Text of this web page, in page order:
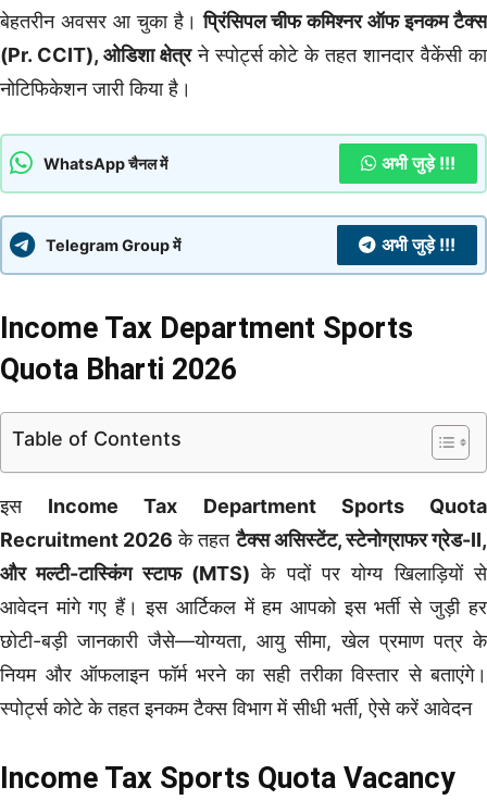
बेहतरीन अवसर आ चुका है।प्रिंसिपल चीफ कमिश्नर ऑफ इनकम टैक्स
(Pr. CCIT), ओडिशा क्षेत्रने स्पोर्ट्स कोटे के तहत शानदार वैकेंसी का
नोटिफिकेशन जारी किया है।
WhatsApp चैनल में अभी जुड़े !!!
Telegram Group में अभी जुड़े !!!
Income Tax Department Sports
Quota Bharti 2026
Table of Contents
इस Income Tax Department Sports Quota
Recruitment 2026 के तहतटैक्स असिस्टेंट, स्टेनोग्राफर ग्रेड-II,
और मल्टी-टास्किंग स्टाफ (MTS) के पदों पर योग्य खिलाड़ियों से
आवेदन मांगे गए हैं। इस आर्टिकल में हम आपको इस भर्ती से जुड़ी हर
छोटी-बड़ी जानकारी जैसे—योग्यता, आयु सीमा, खेल प्रमाण पत्र के
नियम और ऑफलाइन फॉर्म भरने का सही तरीका विस्तार से बताएंगे।
स्पोर्ट्स कोटे के तहत इनकम टैक्स विभाग में सीधी भर्ती, ऐसे करें आवेदन
Income Tax Sports Quota Vacancy